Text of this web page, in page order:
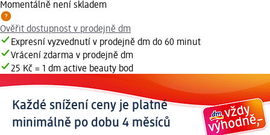
Momentálně není skladem
Ověřit dostupnost v prodejně dm
Expresní vyzvednutí v prodejně dm do 60 minut
Vrácení zdarma v prodejně dm
25 Kč = 1 dm active beauty bod
Každé snížení ceny je platné
minimálně po dobu 4 měsíců